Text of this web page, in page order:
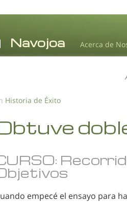
Acerca de
Historia de Éxito
empecé el ensayo para